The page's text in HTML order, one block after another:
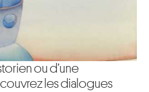
ou d’une
les dialogues